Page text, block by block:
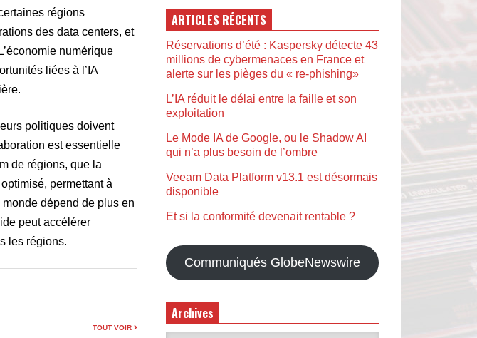
régions
des data centers, et
numérique
liées à l’IA
politiques doivent
est essentielle
de régions, que la
permettant à
monde dépend de plus en
peut accélérer
les régions.
TOUT VOIR
ARTICLES RÉCENTS
Réservations d’été : Kaspersky détecte 43
millions de cybermenaces en France et
alerte sur les pièges du « re-phishing»
L’IA réduit le délai entre la faille et son
exploitation
Le Mode IA de Google, ou le Shadow AI
qui n’a plus besoin de l’ombre
Veeam Data Platform v13.1 est désormais
disponible
Et si la conformité devenait rentable ?
Communiqués GlobeNewswire
Archives